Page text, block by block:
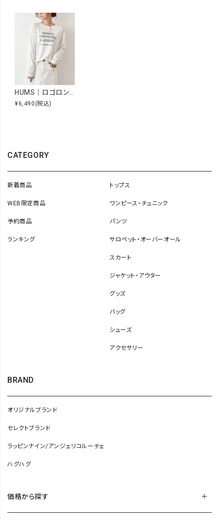
¥6,490 (税込)
CATEGORY
新着商品
WEB限定商品
予約商品
ランキング
トップス
ワンピース・チュニック
パンツ
サロペット・オーバーオール
スカート
ジャケット・アウター
グッズ
バッグ
シューズ
アクセサリー
BRAND
オリジナルブランド
セレクトブランド
ラッピンナイン/アンジェリコルーチェ
ハグハグ
価格から探す